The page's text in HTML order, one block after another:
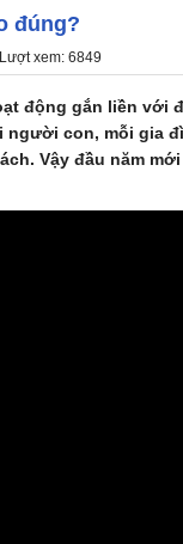
đúng?
xem: 6849
động gắn liền với
con, mỗi gia
Vậy đầu năm